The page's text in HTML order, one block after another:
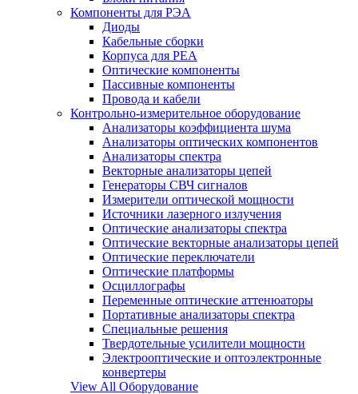
Компоненты для РЭА
Диоды
Кабельные сборки
Корпуса для РЕА
Оптические компоненты
Пассивные компоненты
Провода и кабели
Контрольно-измерительное оборудование
Анализаторы коэффициента шума
Анализаторы оптических компонентов
Анализаторы спектра
Векторные анализаторы цепей
Генераторы СВЧ сигналов
Измерители оптической мощности
Источники лазерного излучения
Оптические анализаторы спектра
Оптические векторные анализаторы цепей
Оптические переключатели
Оптические платформы
Осциллографы
Переменные оптические аттенюаторы
Портативные анализаторы спектра
Специальные решения
Твердотельные усилители мощности
Электрооптические и оптоэлектронные
конвертеры
View All Оборудование